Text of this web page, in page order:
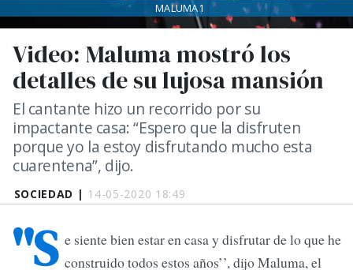
SOCIEDAD | 14-05-2020 18:49
Video: Maluma mostró los
detalles de su lujosa mansión
El cantante hizo un recorrido por su
impactante casa: “Espero que la disfruten
porque yo la estoy disfrutando mucho esta
cuarentena”, dijo.
MALUMA1
''S e siente bien estar en casa y disfrutar de lo que he
construido todos estos años’’, dijo Maluma, el